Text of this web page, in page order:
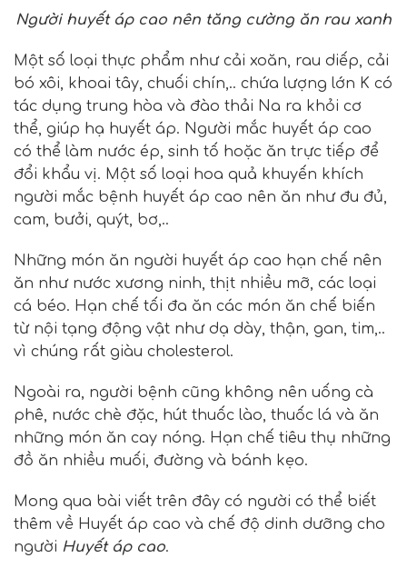
Người huyết áp cao nên tăng cường ăn rau xanh
Một số loại thực phẩm như cải xoăn, rau diếp, cải
bó xôi, khoai tây, chuối chín,.. chứa lượng lớn K có
tác dụng trung hòa và đào thải Na ra khỏi cơ
thể, giúp hạ huyết áp. Người mắc huyết áp cao
có thể làm nước ép, sinh tố hoặc ăn trực tiếp để
đổi khẩu vị. Một số loại hoa quả khuyến khích
người mắc bệnh huyết áp cao nên ăn như đu đủ,
cam, bưởi, quýt, bơ,..
Những món ăn người huyết áp cao hạn chế nên
ăn như nước xương ninh, thịt nhiều mỡ, các loại
cá béo. Hạn chế tối đa ăn các món ăn chế biến
từ nội tạng động vật như dạ dày, thận, gan, tim,..
vì chúng rất giàu cholesterol.
Ngoài ra, người bệnh cũng không nên uống cà
phê, nước chè đặc, hút thuốc lào, thuốc lá và ăn
những món ăn cay nóng. Hạn chế tiêu thụ những
đồ ăn nhiều muối, đường và bánh kẹo.
Mong qua bài viết trên đây có người có thể biết
thêm về Huyết áp cao và chế độ dinh dưỡng cho
người Huyết áp cao.